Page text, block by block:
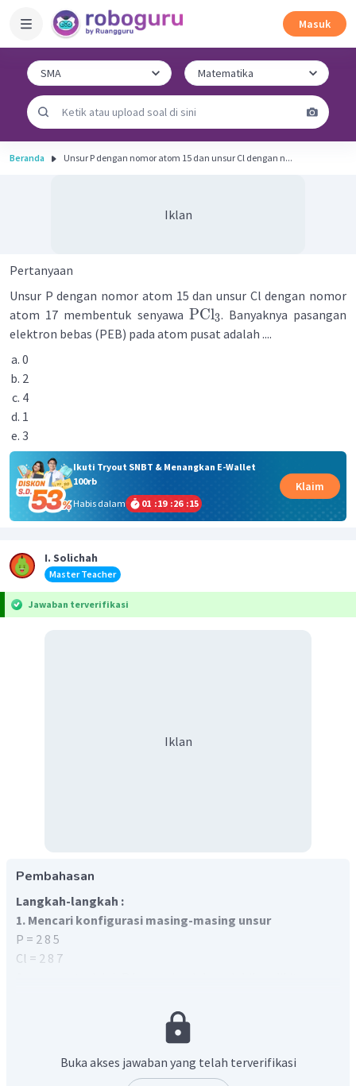
Masuk
Beranda Unsur P dengan nomor atom 15 dan unsur Cl dengan n...
Iklan
Pertanyaan
Unsur P dengan nomor atom 15 dan unsur Cl dengan nomor
atom 17 membentuk senyawa PCl3. Banyaknya pasangan
elektron bebas (PEB) pada atom pusat adalah ....
0
2
4
1
3
Ikuti Tryout SNBT & Menangkan E-Wallet
100rb
Habis dalam
01 :19 :26 :15
Klaim
I. Solichah
Master Teacher
Jawaban terverifikasi
Iklan
Pembahasan
Langkah-langkah :
1. Mencari konfigurasi masing-masing unsur
P = 2 8 5
Cl = 2 8 7
(pasangan elektron ikatan).
dapat dilihat bahwa terdapat 3 ikatan
, artinya PEI = 3, untuk mencari PEB dapat
menggunakan persamaan:
Buka akses jawaban yang telah terverifikasi